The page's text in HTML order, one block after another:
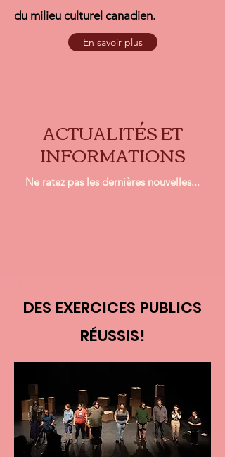
du milieu culturel canadien.
En savoir plus
ACTUALITÉS ET
INFORMATIONS
Ne ratez pas les dernières nouvelles...
DES EXERCICES PUBLICS
RÉUSSIS!